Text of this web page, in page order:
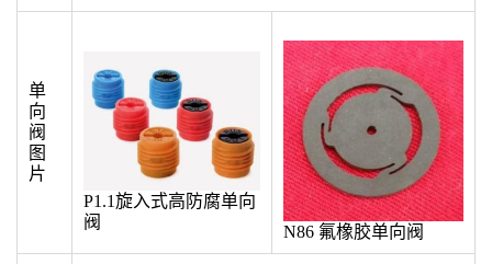
单
向
阀
图
片
P1.1旋入式高防腐单向
阀
N86 氟橡胶单向阀